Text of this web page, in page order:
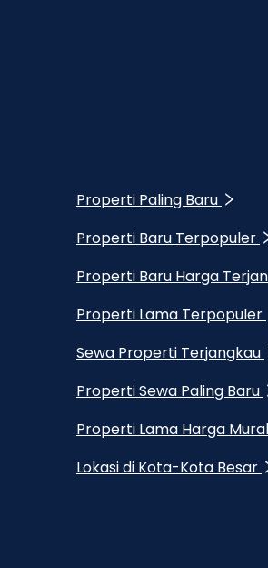
Properti Paling Baru
Properti Baru Terpopuler
Properti Baru Harga
Properti Lama Terpopuler
Sewa Properti Terjangkau
Properti Sewa Paling Baru
Properti Lama Harga
Lokasi di Kota-Kota Besar